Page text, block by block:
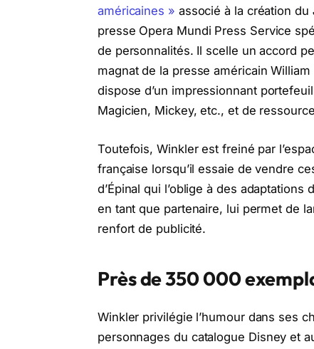
américaines » associé à la création du
presse Opera Mundi Press Service
de personnalités. Il scelle un accord
magnat de la presse américain
dispose d’un impressionnant
Magicien, Mickey, etc., et de
Toutefois, Winkler est freiné par
française lorsqu’il essaie de vendre
d’Épinal qui l’oblige à des
en tant que partenaire, lui permet de
renfort de publicité.
Près de 350 000
Winkler privilégie l’humour dans ses
personnages du catalogue Disney et